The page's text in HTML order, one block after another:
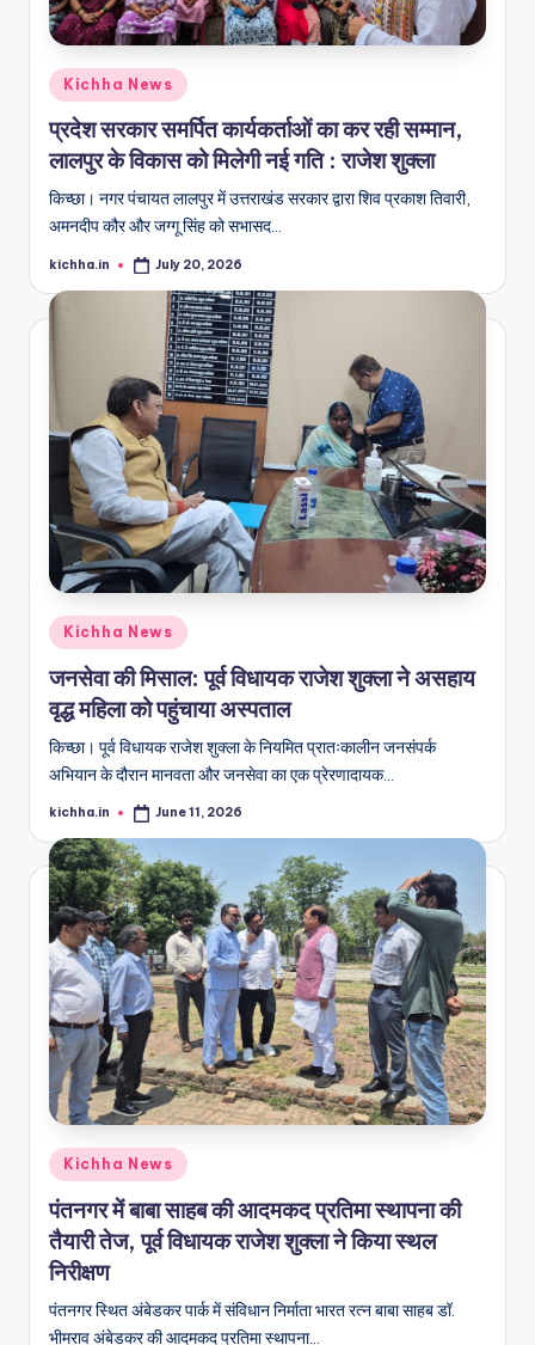
Kichha News
प्रदेश सरकार समर्पित कार्यकर्ताओं का कर रही सम्मान,
लालपुर के विकास को मिलेगी नई गति : राजेश शुक्ला
किच्छा। नगर पंचायत लालपुर में उत्तराखंड सरकार द्वारा शिव प्रकाश तिवारी,
अमनदीप कौर और जग्गू सिंह को सभासद…
kichha.in July 20, 2026
Kichha News
जनसेवा की मिसाल: पूर्व विधायक राजेश शुक्ला ने असहाय
वृद्ध महिला को पहुंचाया अस्पताल
किच्छा। पूर्व विधायक राजेश शुक्ला के नियमित प्रातःकालीन जनसंपर्क
अभियान के दौरान मानवता और जनसेवा का एक प्रेरणादायक…
kichha.in June 11, 2026
Kichha News
पंतनगर में बाबा साहब की आदमकद प्रतिमा स्थापना की
तैयारी तेज, पूर्व विधायक राजेश शुक्ला ने किया स्थल
निरीक्षण
पंतनगर स्थित अंबेडकर पार्क में संविधान निर्माता भारत रत्न बाबा साहब डॉ.
भीमराव अंबेडकर की आदमकद प्रतिमा स्थापना…